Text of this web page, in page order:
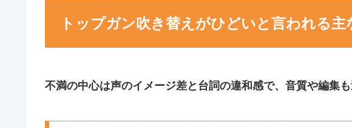
トップガン吹き替えがひどいと言われる主
不満の中心は声のイメージ差と台詞の違和感で、音質や編集も